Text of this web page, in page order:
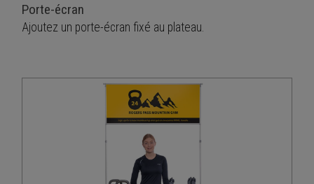
Porte-écran
Ajoutez un porte-écran fixé au plateau.